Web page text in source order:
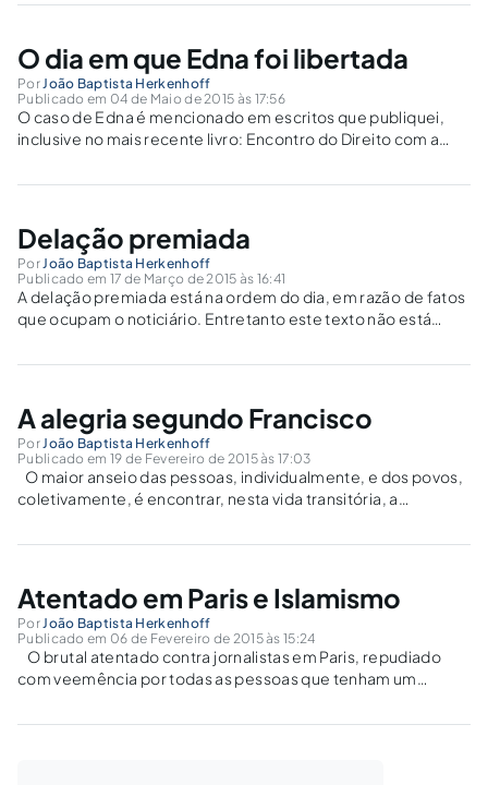
O dia em que Edna foi libertada
PorJoão Baptista Herkenhoff
Publicado em 04 de Maio de 2015 às 17:56
O caso de Edna é mencionado em escritos que publiquei,
inclusive no mais recente livro: Encontro do Direito com a
diferencia o presente texto de qualquer outro, inspirado no
Delação premiada
PorJoão Baptista Herkenhoff
Publicado em 17 de Março de 2015 às 16:41
A delação premiada está na ordem do dia, em razão de fatos
que ocupam o noticiário. Entretanto este texto não está
da delação premiada, sob o ângulo ético e doutrinário. As
A alegria segundo Francisco
PorJoão Baptista Herkenhoff
Publicado em 19 de Fevereiro de 2015 às 17:03
O maior anseio das pessoas, individualmente, e dos povos,
coletivamente, é encontrar, nesta vida transitória, a
transforma em mercadoria, pretende-se fazer da felicidade
Atentado em Paris e Islamismo
PorJoão Baptista Herkenhoff
Publicado em 06 de Fevereiro de 2015 às 15:24
O brutal atentado contra jornalistas em Paris, repudiado
com veemência por todas as pessoas que tenham um
malícia de alguns, um sentimento de rejeição ao Islamismo.